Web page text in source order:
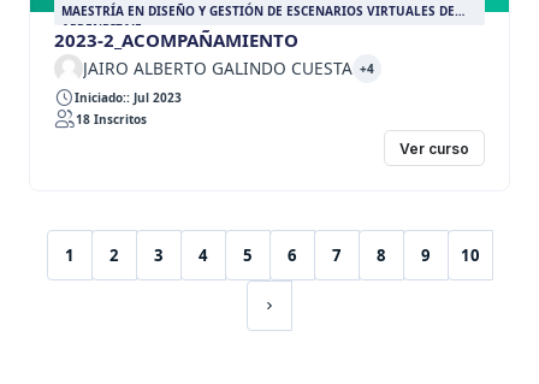
MAESTRÍA EN DISEÑO Y GESTIÓN DE ESCENARIOS VIRTUALES DE
APRENDIZAJE
2023-2_ACOMPAÑAMIENTO
JAIRO ALBERTO GALINDO CUESTA +4
Iniciado:: Jul 2023
18 Inscritos
Ver curso
1
(current)
2 3 4 5 6 7 8 9 10